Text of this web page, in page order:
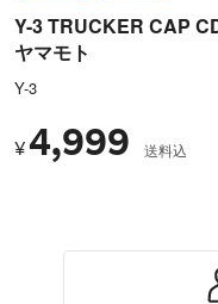
Y-3 TRUCKER CAP
ヤマモト
Y-3
¥4,999 送料込